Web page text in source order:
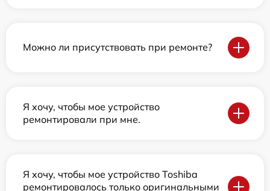
Можно ли присутствовать при ремонте?
Я хочу, чтобы мое устройство
ремонтировали при мне.
Я хочу, чтобы мое устройство Toshiba
ремонтировалось только оригинальными